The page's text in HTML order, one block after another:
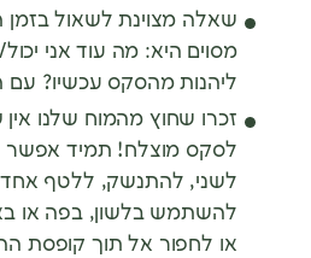
שאלה מצוינת לשאול בזמן
מסוים היא: מה עוד אני
ליהנות מהסקס עכשיו? עם
זכרו שחוץ מהמוח שלנו אין
לסקס מוצלח! תמיד אפשר
לשני, להתנשק, ללטף
להשתמש בלשון, בפה או
או לחפור אל תוך קופסת